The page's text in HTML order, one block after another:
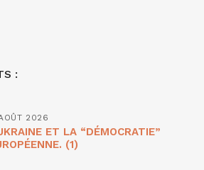
:
2026
ET LA “DÉMOCRATIE”
(1)